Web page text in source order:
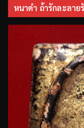
หนาดำ ถ้ารักละลา